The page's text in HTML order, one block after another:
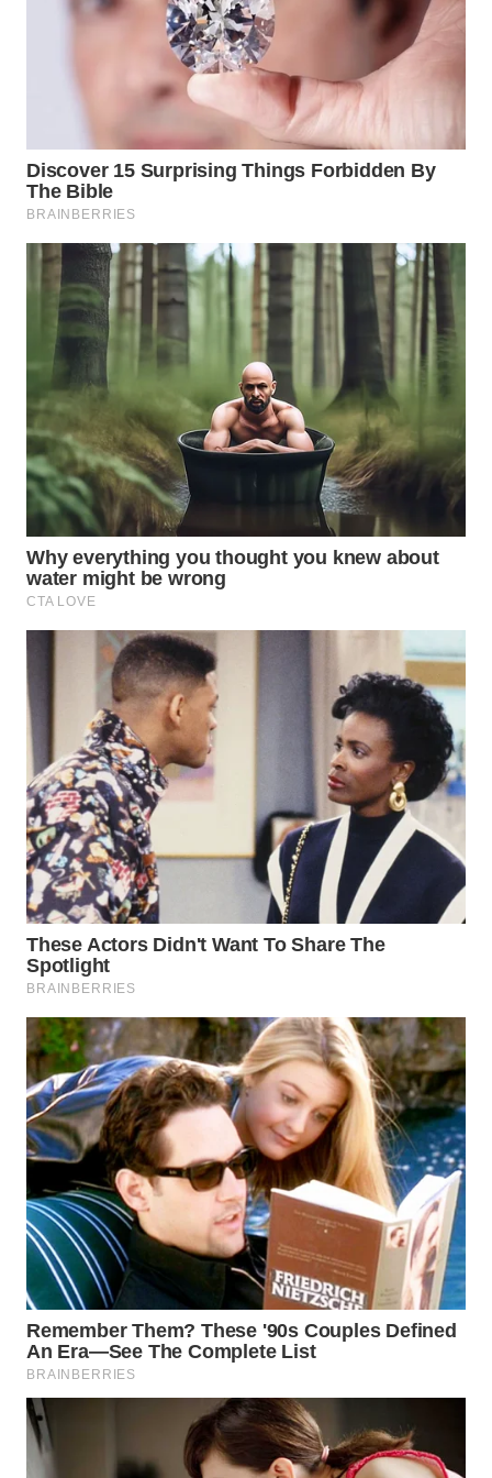
BINTAN
WN
WN
LIKUPANG
WN
LABUANBAJO
WN
BORNEO
Wahana
Media
Group
WAHANA
WAHANA
TANI
WAHANA
ADVOKAT
WAHANA
INFRASTRUKTUR
WAHANA
KONSUMEN
WAHANA
LISTRIK
WAHANA
TRAVEL
WAHANA
TV
WAHANANEWS
ID
WAHANANEWS
CO ID
WAHANANEWS